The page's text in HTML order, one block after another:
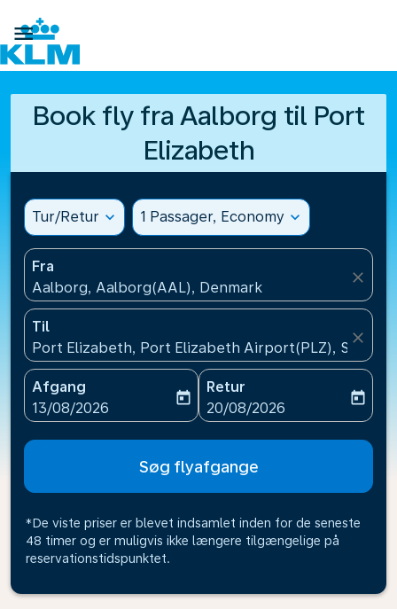

Book fly fra Aalborg til Port
Elizabeth
Tur/Retur expand_more 1 Passager, Economy expand_more
Fra
Aalborg, Aalborg(AAL), Denmark
close
Til
Port Elizabeth, Port Elizabeth Airport(PLZ), South
close
Afgang
fc-booking-departure-date-aria-label
13/08/2026
today
Retur
fc-booking-return-date-
20/08/2026
today
Søg flyafgange
*De viste priser er blevet indsamlet inden for de seneste
48 timer og er muligvis ikke længere tilgængelige på
reservationstidspunktet.